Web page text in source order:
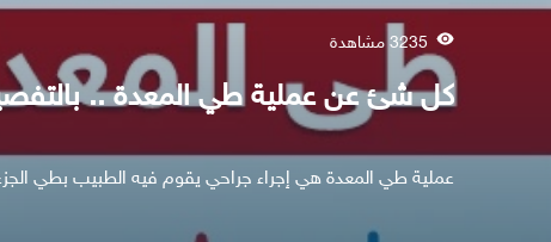
3235 مشاهدة
كل شئ عن عملية طي المعدة ..
عملية طي المعدة هي إجراء جراحي يقوم فيه الطبيب بطي الجزء